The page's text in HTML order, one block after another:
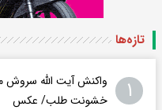
تازه‌ها
۱
واکنش آیت الله سروش
خشونت طلب/ عکس